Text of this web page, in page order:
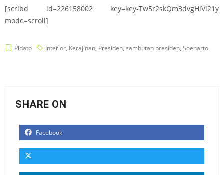
[scribd id=226158002 key=key-Tw5r2skQm3dvgHiVi21y
mode=scroll]
Pidato Interior, Kerajinan, Presiden, sambutan presiden, Soeharto
SHARE ON
Facebook